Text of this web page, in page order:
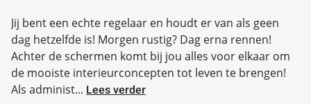
Jij bent een echte regelaar en houdt er van als geen
dag hetzelfde is! Morgen rustig? Dag erna rennen!
Achter de schermen komt bij jou alles voor elkaar om
de mooiste interieurconcepten tot leven te brengen!
Als administ... Lees verder